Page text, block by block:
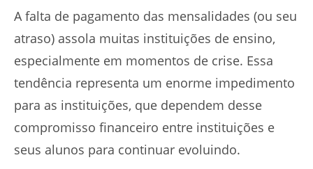
A falta de pagamento das mensalidades (ou seu
atraso) assola muitas instituições de ensino,
especialmente em momentos de crise. Essa
tendência representa um enorme impedimento
para as instituições, que dependem desse
compromisso financeiro entre instituições e
seus alunos para continuar evoluindo.